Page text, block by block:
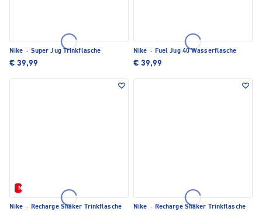
Nike · Super Jug Trinkflasche
€ 39,99
Nike · Fuel Jug 40 Wasserflasche
€ 39,99
Neu
Nike · Recharge Shaker Trinkflasche Nike · Recharge Shaker Trinkflasche